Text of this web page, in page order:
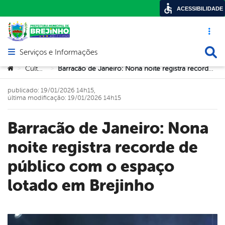
Acesso
Abrir menu principal de navegação
Serviços e Informações
Você está aqui:
> Cultura > Barracão de Janeiro: Nona noite registra recorde de público com o espaço lotado em Brejinho
Barracão de Janeiro: Nona
noite registra recorde de
público com o espaço
lotado em Brejinho
publicado: 19/01/2026 14h15,
última modificação: 19/01/2026 14h15
ACESSIBILIDADE